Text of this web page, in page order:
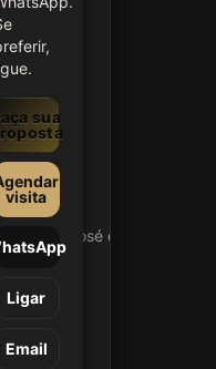
• São José dos Campos/SP
sua
visita
Ligar
Email